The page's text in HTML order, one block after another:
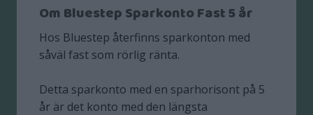
Om Bluestep Sparkonto Fast 5 år
Hos Bluestep återfinns sparkonton med
såväl fast som rörlig ränta.
Detta sparkonto med en sparhorisont på 5
år är det konto med den längsta